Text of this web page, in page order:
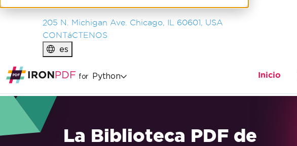
205 N. Michigan Ave. Chicago, IL 60601, USA
CONTáCTENOS
es
for Python Inicio
La Biblioteca PDF de